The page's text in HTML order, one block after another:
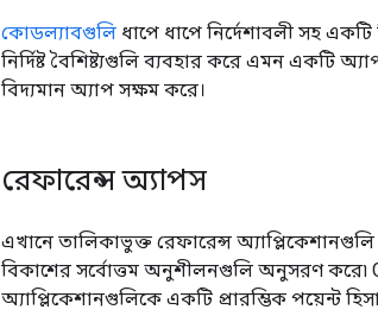
কোডল্যাবগুলি ধাপে ধাপে নির্দেশাবলী সহ
নির্দিষ্ট বৈশিষ্ট্যগুলি ব্যবহার করে এমন একটি
বিদ্যমান অ্যাপ সক্ষম করে।
রেফারেন্স অ্যাপস
এখানে তালিকাভুক্ত রেফারেন্স
বিকাশের সর্বোত্তম অনুশীলনগুলি অনুসরণ
অ্যাপ্লিকেশানগুলিকে একটি প্রারম্ভিক পয়েন্ট